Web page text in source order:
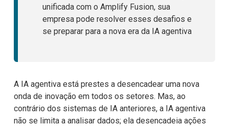
unificada com o Amplify Fusion, sua
empresa pode resolver esses desafios e
se preparar para a nova era da IA agentiva
A IA agentiva está prestes a desencadear uma nova
onda de inovação em todos os setores. Mas, ao
contrário dos sistemas de IA anteriores, a IA agentiva
não se limita a analisar dados; ela desencadeia ações